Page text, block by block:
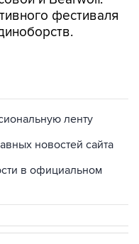
новостей сайта
в официальном